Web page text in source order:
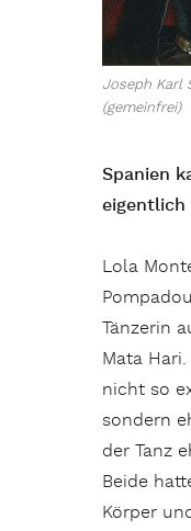
Joseph Karl
(gemeinfrei)
Spanien
eigentlich
Lola
Tänzerin
Mata
nicht so
sondern
der Tanz
Beide
Körper